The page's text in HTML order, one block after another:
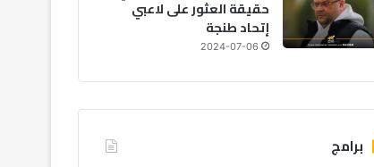
حقيقة العثور على لاعبي
إتحاد طنجة
2024-07-06
برامج